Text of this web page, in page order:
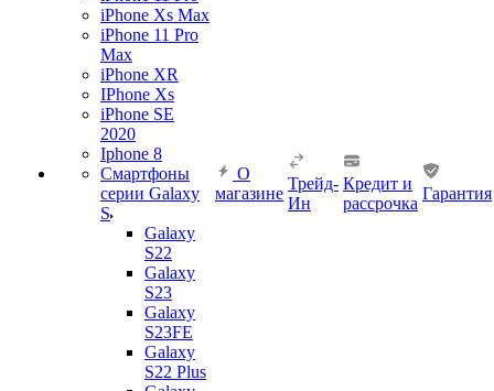
iPhone Xs Max
iPhone 11 Pro
Max
iPhone XR
IPhone Xs
iPhone SE
2020
Iphone 8
Смартфоны
серии Galaxy
S
Galaxy
S22
Galaxy
S23
Galaxy
S23FE
Galaxy
S22 Plus
О
магазине
Трейд-
Ин
Кредит и
рассрочка
Гарантия